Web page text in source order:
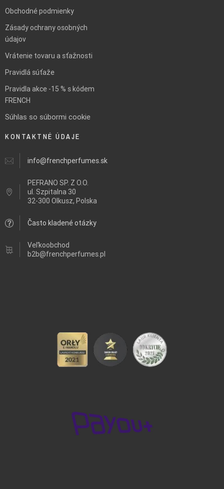
Obchodné podmienky
Zásady ochrany osobných
údajov
Vrátenie tovaru a sťažnosti
Pravidlá súťaže
Pravidla akce -15 % s kódem
FRENCH
Súhlas so súbormi cookie
KONTAKTNÉ ÚDAJE
info@frenchperfumes.sk
PEFRANO SP. Z O.O.
ul. Szpitalna 30
32-300 Olkusz, Polska
Často kladené otázky
Veľkoobchod
b2b@frenchperfumes.pl